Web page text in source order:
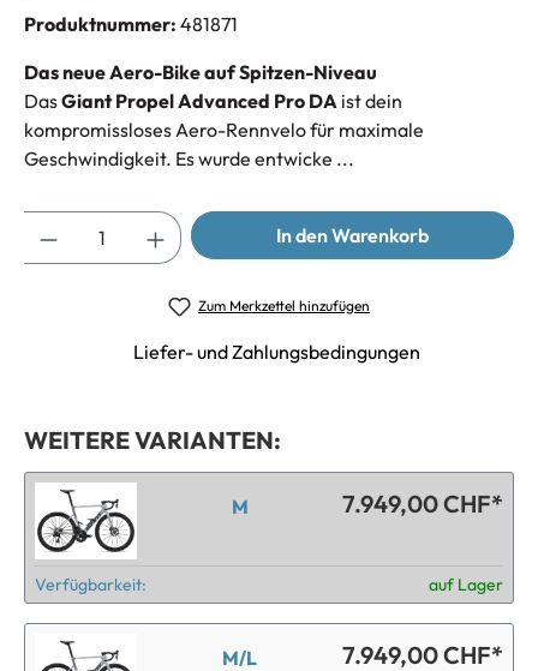
Produktnummer: 481871
Das neue Aero-Bike auf Spitzen-Niveau
DasGiant Propel Advanced Pro DA ist dein
kompromissloses Aero-Rennvelo für maximale
Geschwindigkeit. Es wurde entwicke ...
In den Warenkorb
Zum Merkzettel hinzufügen
Liefer- und Zahlungsbedingungen
WEITERE VARIANTEN:
M 7.949,00 CHF*
Verfügbarkeit: auf Lager
M/L 7.949,00 CHF*